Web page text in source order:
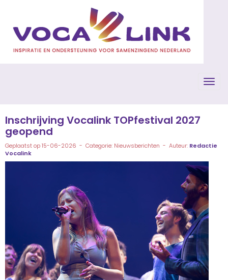
Inschrijving Vocalink TOPfestival 2027
geopend
Geplaatst op 15-06-2026 - Categorie: Nieuwsberichten - Auteur: Redactie
Vocalink